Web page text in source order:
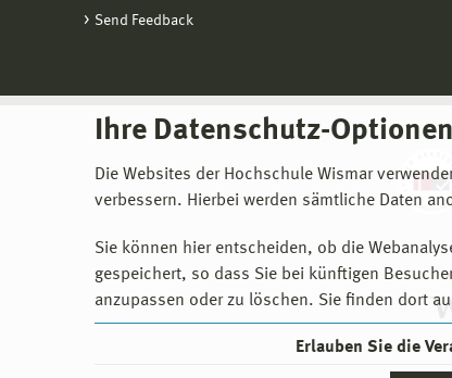
Ihre Datenschutz-Optionen
Die Websites der Hochschule Wismar
verbessern. Hierbei werden sämtliche Daten
Sie können hier entscheiden, ob die
gespeichert, so dass Sie bei künftigen
anzupassen oder zu löschen. Sie finden dort
Erlauben Sie die
Send Feedback